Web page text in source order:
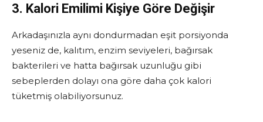
3. Kalori Emilimi Kişiye Göre Değişir
Arkadaşınızla aynı dondurmadan eşit porsiyonda
yeseniz de, kalıtım, enzim seviyeleri, bağırsak
bakterileri ve hatta bağırsak uzunluğu gibi
sebeplerden dolayı ona göre daha çok kalori
tüketmiş olabiliyorsunuz.